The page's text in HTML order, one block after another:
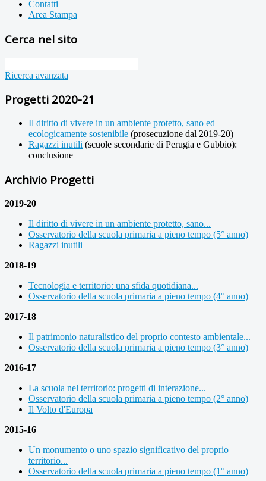
Contatti
Area Stampa
Cerca nel sito
Ricerca avanzata
Progetti 2020-21
Il diritto di vivere in un ambiente protetto, sano ed
ecologicamente sostenibile (prosecuzione dal 2019-20)
Ragazzi inutili (scuole secondarie di Perugia e Gubbio):
conclusione
Archivio Progetti
2019-20
Il diritto di vivere in un ambiente protetto, sano...
Osservatorio della scuola primaria a pieno tempo (5° anno)
Ragazzi inutili
2018-19
Tecnologia e territorio: una sfida quotidiana...
Osservatorio della scuola primaria a pieno tempo (4° anno)
2017-18
Il patrimonio naturalistico del proprio contesto ambientale...
Osservatorio della scuola primaria a pieno tempo (3° anno)
2016-17
La scuola nel territorio: progetti di interazione...
Osservatorio della scuola primaria a pieno tempo (2° anno)
Il Volto d'Europa
2015-16
Un monumento o uno spazio significativo del proprio
territorio...
Osservatorio della scuola primaria a pieno tempo (1° anno)